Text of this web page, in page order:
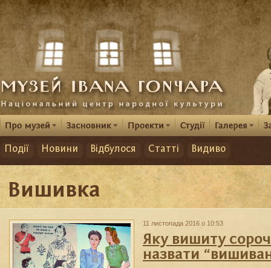
Події Новини Відбулося Статті Видиво
Вишивка
11 листопада 2016 о 10:53
Яку вишиту
назвати